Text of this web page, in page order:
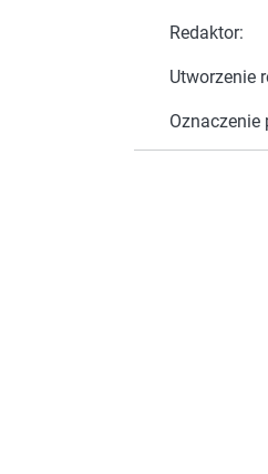
Redaktor:
Utworzenie
Oznaczenie